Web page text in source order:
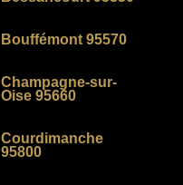
Bouffémont 95570
Champagne-sur-
Oise 95660
Courdimanche
95800